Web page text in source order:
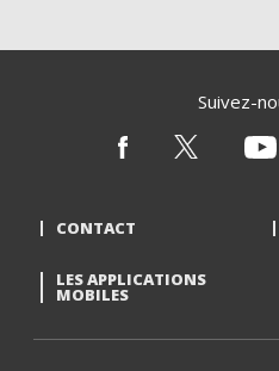
Suivez-
CONTACT
LES APPLICATIONS
MOBILES